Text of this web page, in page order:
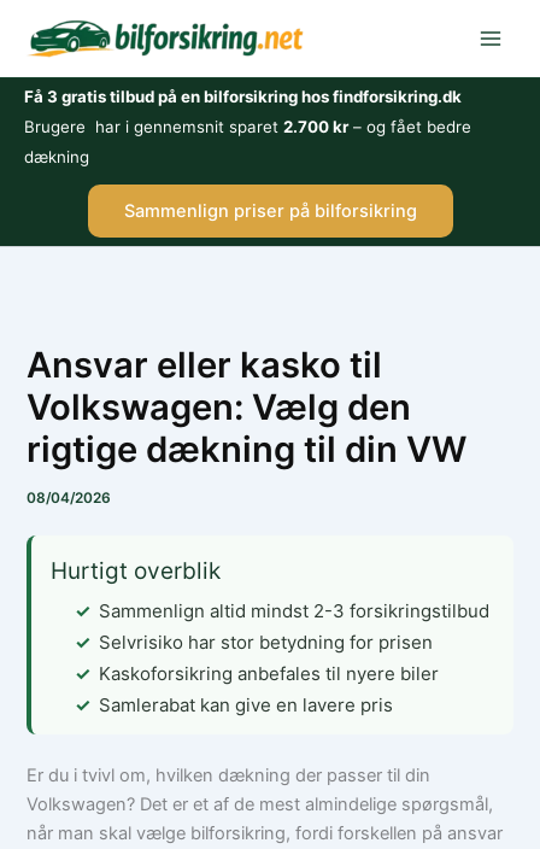
Få 3 gratis tilbud på en bilforsikring hos findforsikring.dk
Brugere har i gennemsnit sparet 2.700 kr– og fået bedre
dækning
Sammenlign priser på bilforsikring
Ansvar eller kasko til
Volkswagen: Vælg den
rigtige dækning til din VW
08/04/2026
Hurtigt overblik
Sammenlign altid mindst 2-3 forsikringstilbud
Selvrisiko har stor betydning for prisen
Kaskoforsikring anbefales til nyere biler
Samlerabat kan give en lavere pris
Er du i tvivl om, hvilken dækning der passer til din
Volkswagen? Det er et af de mest almindelige spørgsmål,
når man skal vælge bilforsikring, fordi forskellen på ansvar